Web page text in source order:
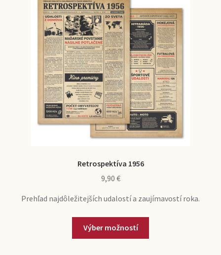
Retrospektíva 1956
9,90 €
Prehľad najdôležitejších udalostí a zaujímavostí roka.
Výber možností